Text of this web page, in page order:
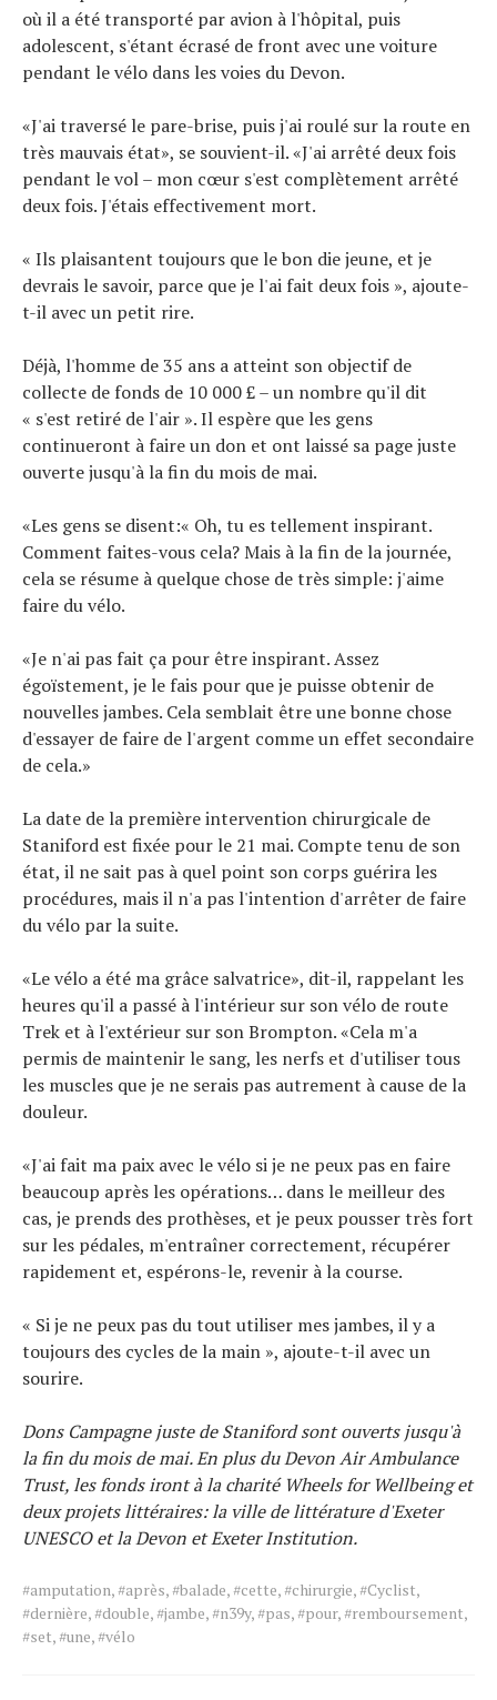
où il a été transporté par avion à l'hôpital, puis
adolescent, s'étant écrasé de front avec une voiture
pendant le vélo dans les voies du Devon.
«J'ai traversé le pare-brise, puis j'ai roulé sur la route en
très mauvais état», se souvient-il. «J'ai arrêté deux fois
pendant le vol – mon cœur s'est complètement arrêté
deux fois. J'étais effectivement mort.
« Ils plaisantent toujours que le bon die jeune, et je
devrais le savoir, parce que je l'ai fait deux fois », ajoute-
t-il avec un petit rire.
Déjà, l'homme de 35 ans a atteint son objectif de
collecte de fonds de 10 000 £ – un nombre qu'il dit
« s'est retiré de l'air ». Il espère que les gens
continueront à faire un don et ont laissé sa page juste
ouverte jusqu'à la fin du mois de mai.
«Les gens se disent:« Oh, tu es tellement inspirant.
Comment faites-vous cela? Mais à la fin de la journée,
cela se résume à quelque chose de très simple: j'aime
faire du vélo.
«Je n'ai pas fait ça pour être inspirant. Assez
égoïstement, je le fais pour que je puisse obtenir de
nouvelles jambes. Cela semblait être une bonne chose
d'essayer de faire de l'argent comme un effet secondaire
de cela.»
La date de la première intervention chirurgicale de
Staniford est fixée pour le 21 mai. Compte tenu de son
état, il ne sait pas à quel point son corps guérira les
procédures, mais il n'a pas l'intention d'arrêter de faire
du vélo par la suite.
«Le vélo a été ma grâce salvatrice», dit-il, rappelant les
heures qu'il a passé à l'intérieur sur son vélo de route
Trek et à l'extérieur sur son Brompton. «Cela m'a
permis de maintenir le sang, les nerfs et d'utiliser tous
les muscles que je ne serais pas autrement à cause de la
douleur.
«J'ai fait ma paix avec le vélo si je ne peux pas en faire
beaucoup après les opérations… dans le meilleur des
cas, je prends des prothèses, et je peux pousser très fort
sur les pédales, m'entraîner correctement, récupérer
rapidement et, espérons-le, revenir à la course.
« Si je ne peux pas du tout utiliser mes jambes, il y a
toujours des cycles de la main », ajoute-t-il avec un
sourire.
Dons Campagne juste de Stanifordsont ouverts jusqu'à
la fin du mois de mai. En plus du Devon Air Ambulance
Trust, les fonds iront à la charité Wheels for Wellbeing et
deux projets littéraires: la ville de littérature d'Exeter
UNESCO et la Devon et Exeter Institution.
Tags
for
the
#amputation,#après,#balade,#cette,#chirurgie,#Cyclist,
#dernière,#double,#jambe,#n39y,#pas,#pour,#remboursement,
#set,#une,#vélo